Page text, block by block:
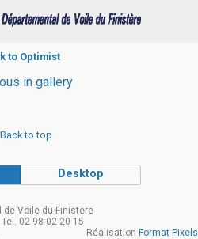
to Optimist
in gallery
Back to top
Desktop
Voile du Finistere
02 98 02 20 15
Réalisation Format Pixels